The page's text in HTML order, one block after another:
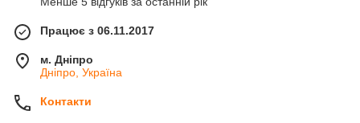
Працює з 06.11.2017
м. Дніпро
Дніпро, Україна
Контакти